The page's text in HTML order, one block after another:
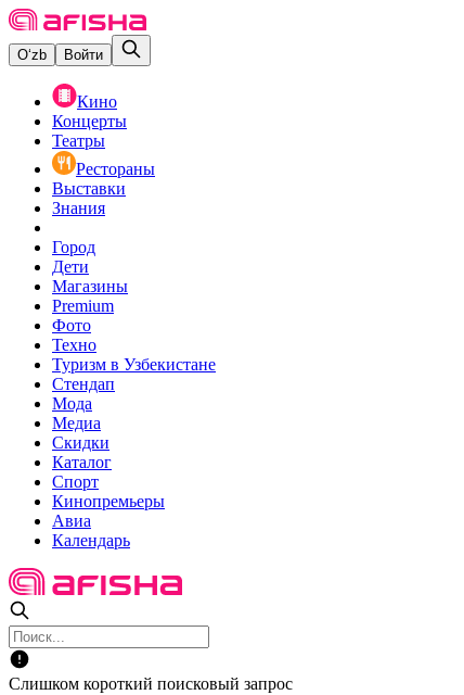
O‘zb Войти
Кино
Концерты
Театры
Рестораны
Выставки
Знания
Город
Дети
Магазины
Premium
Фото
Техно
Туризм в Узбекистане
Стендап
Мода
Медиа
Скидки
Каталог
Спорт
Кинопремьеры
Авиа
Календарь
Слишком короткий поисковый запрос